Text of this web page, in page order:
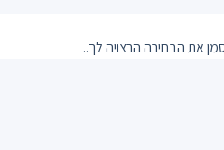
את הבחירה הרצויה לך..